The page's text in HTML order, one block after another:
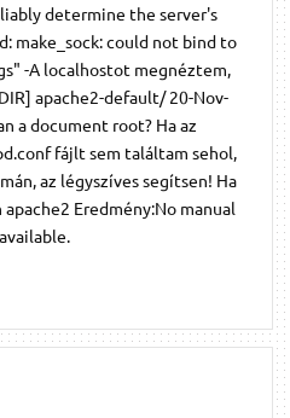
determine the server's
make_sock: could not bind to
-A localhostot megnéztem,
apache2-default/ 20-Nov-
a document root? Ha az
fájlt sem találtam sehol,
az légyszíves segítsen! Ha
Eredmény:No manual